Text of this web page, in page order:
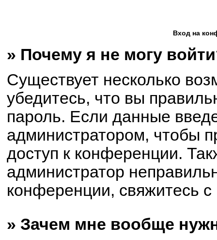
Вход на
» Почему я не могу
Существует несколько
убедитесь, что вы
пароль. Если данные
администратором, чтобы
доступ к конференции.
администратор
конференции, свяжитесь
» Зачем мне вообще